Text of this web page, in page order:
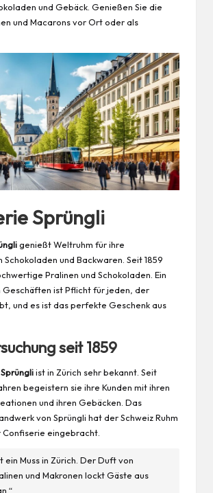
und Gebäck. Genießen Sie die
und Macarons vor Ort oder als
Sprüngli
genießt Weltruhm für ihre
Schokoladen und Backwaren. Seit 1859
Pralinen und Schokoladen. Ein
Geschäften ist Pflicht für jeden, der
und es ist das perfekte Geschenk aus
seit 1859
ist in Zürich sehr bekannt. Seit
begeistern sie ihre Kunden mit ihren
und ihren Gebäcken. Das
von Sprüngli hat der Schweiz Ruhm
eingebracht.
ein Muss in Zürich. DerDuftvon
und Makronen lockt Gäste aus